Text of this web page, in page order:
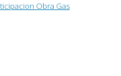
Obra Gas